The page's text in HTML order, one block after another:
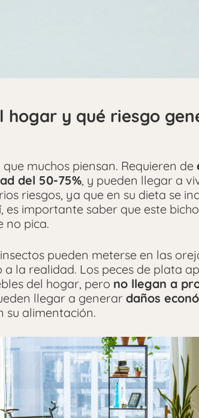
hogar y qué riesgo
muchos piensan. Requieren de
del 50-75%, y pueden llegar a
riesgos, ya que en su dieta se
es importante saber que este
no pica.
pueden meterse en las
la realidad. Los peces de plata
del hogar, pero no llegan a
llegar a generar daños
su alimentación.